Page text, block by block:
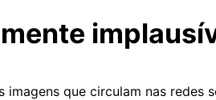
imagens que circulam nas redes